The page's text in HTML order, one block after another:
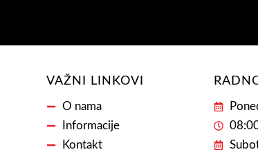
VAŽNI LINKOVI
O nama
Informacije
Kontakt